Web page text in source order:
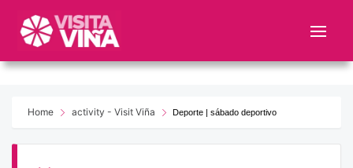
este
web
sistemaHome activity - Visit Viña Deporte | sábado deportivo